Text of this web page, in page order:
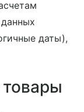
даты),